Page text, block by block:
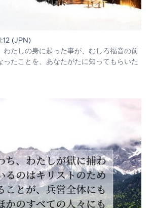
(JPN)
わたしの身に起った事が、むしろ福音の前
ったことを、あなたがたに知ってもらいた